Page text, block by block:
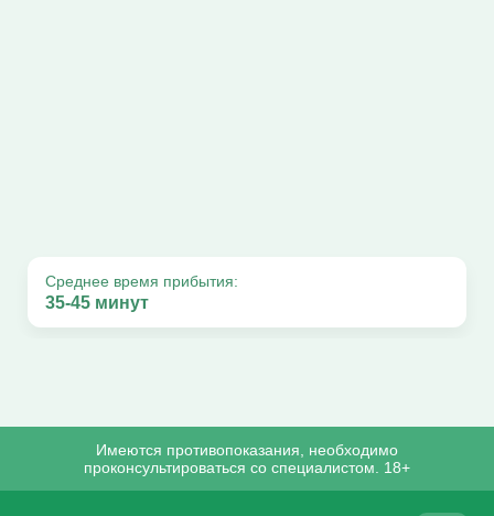
Среднее время прибытия:
35-45 минут
Имеются противопоказания, необходимо
проконсультироваться со специалистом. 18+